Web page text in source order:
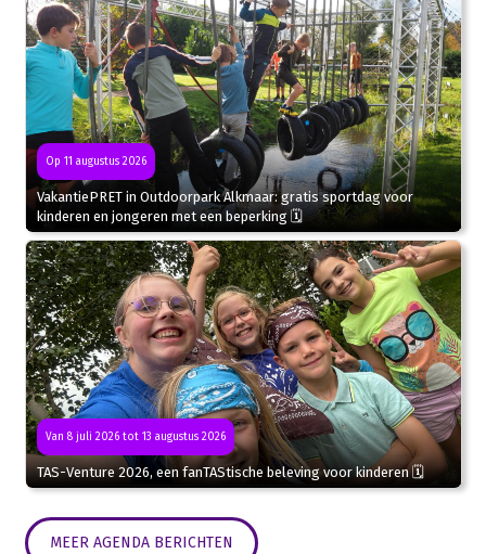
Op 11 augustus 2026
VakantiePRET in Outdoorpark Alkmaar: gratis sportdag voor
kinderen en jongeren met een beperking 🗓
Van 8 juli 2026 tot 13 augustus 2026
TAS-Venture 2026, een fanTAStische beleving voor kinderen 🗓
MEER AGENDA BERICHTEN